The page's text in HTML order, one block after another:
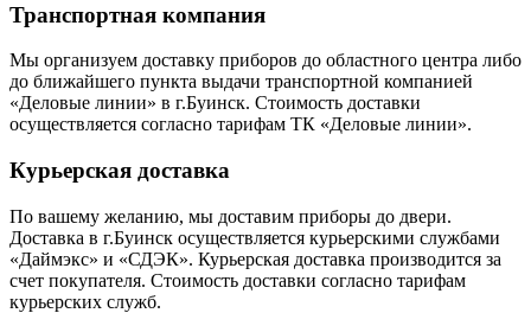
Транспортная компания
Мы организуем доставку приборов до областного центра либо
до ближайшего пункта выдачи транспортной компанией
«Деловые линии» в г.Буинск. Стоимость доставки
осуществляется согласно тарифам ТК «Деловые линии».
Курьерская доставка
По вашему желанию, мы доставим приборы до двери.
Доставка в г.Буинск осуществляется курьерскими службами
«Даймэкс» и «СДЭК». Курьерская доставка производится за
счет покупателя. Стоимость доставки согласно тарифам
курьерских служб.